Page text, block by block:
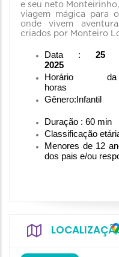
e seu neto
viagem mágica para
onde vivem
criados por Monteiro
Data :
25
2025
Horário da
Gênero
Duração : 60 min
Classificação
Menores de 12
dos pais e/ou